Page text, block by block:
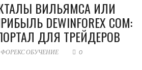
ВИЛЬЯМСА ИЛИ
DEWINFOREX COM:
ДЛЯ ТРЕЙДЕРОВ
ФОРЕКС ОБУЧЕНИЕ 0